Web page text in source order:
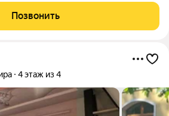
Позвонить
4 этаж из 4